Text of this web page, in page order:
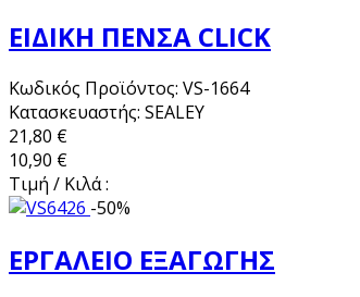
ΕΙΔΙΚΗ ΠΕΝΣΑ CLICK
Κωδικός Προϊόντος: VS-1664
Κατασκευαστής: SEALEY
21,80 €
10,90 €
Τιμή / Κιλά :
-50%
ΕΡΓΑΛΕΙΟ ΕΞΑΓΩΓΗΣ